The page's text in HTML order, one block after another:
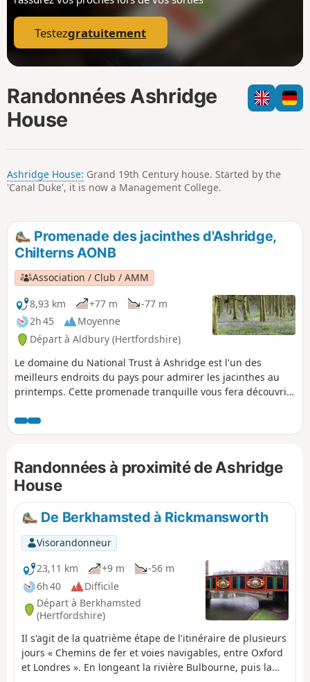
p
Testezgratuitement
Randonnées Ashridge
House
Ashridge House: Grand 19th Century house. Started by the
'Canal Duke', it is now a Management College.
Promenade des jacinthes d'Ashridge,
Chilterns AONB
Association / Club / AMM
8,93 km
+77 m
-77 m
2h 45
Moyenne
Départ à Aldbury (Hertfordshire)
Le domaine du National Trust à Ashridge est l'un des
meilleurs endroits du pays pour admirer les jacinthes au
printemps. Cette promenade tranquille vous fera découvrir
permettra également de découvrir l'histoire du domaine. La
terrasse de Duncombe offre une vue imprenable sur la
l'année, mais le sol peut être très boueux en hiver, alors
prévoyez des chaussures adaptées !
Randonnées à proximité de Ashridge
House
De Berkhamsted à Rickmansworth
Visorandonneur
23,11 km
+9 m
-56 m
6h 40
Difficile
Départ à Berkhamsted
(Hertfordshire)
Il s'agit de la quatrième étape de l'itinéraire de plusieurs
jours « Chemins de fer et voies navigables, entre Oxford
et Londres ». En longeant la rivière Bulbourne, puis la